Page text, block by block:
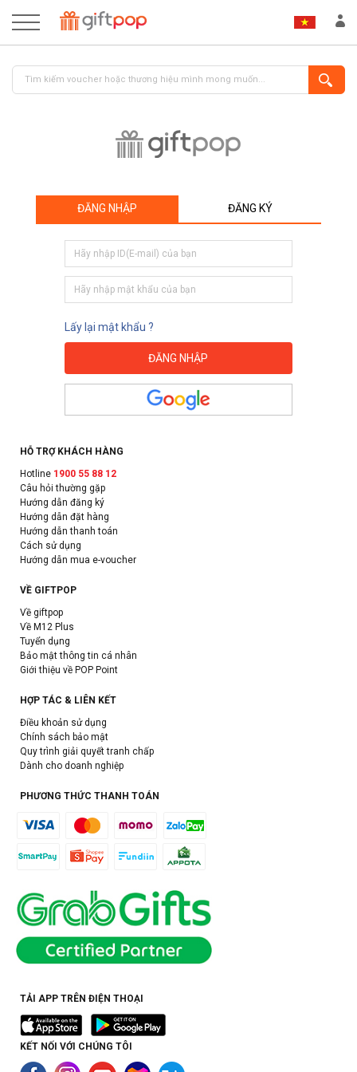
ĐĂNG NHẬP ĐĂNG KÝ
Lấy lại mật khẩu ?
HỖ TRỢ KHÁCH HÀNG
Hotline 1900 55 88 12
Câu hỏi thường gặp
Hướng dẫn đăng ký
Hướng dẫn đặt hàng
Hướng dẫn thanh toán
Cách sử dụng
Hướng dẫn mua e-voucher
VỀ GIFTPOP
Về giftpop
Về M12 Plus
Tuyển dụng
Bảo mật thông tin cá nhân
Giới thiệu về POP Point
HỢP TÁC & LIÊN KẾT
Điều khoản sử dụng
Chính sách bảo mật
Quy trình giải quyết tranh chấp
Dành cho doanh nghiệp
PHƯƠNG THỨC THANH TOÁN
TẢI APP TRÊN ĐIỆN THOẠI
KẾT NỐI VỚI CHÚNG TÔI